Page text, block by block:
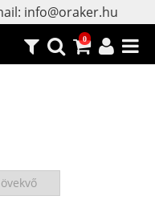
info@oraker.hu
0